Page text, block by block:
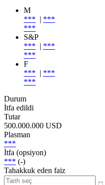
M
*** | ***
***
S&P
*** | ***
***
F
*** | ***
***
Durum
İtfa edildi
Tutar
500.000.000 USD
Plasman
***
İtfa (opsiyon)
*** (-)
Tahakkuk eden faiz